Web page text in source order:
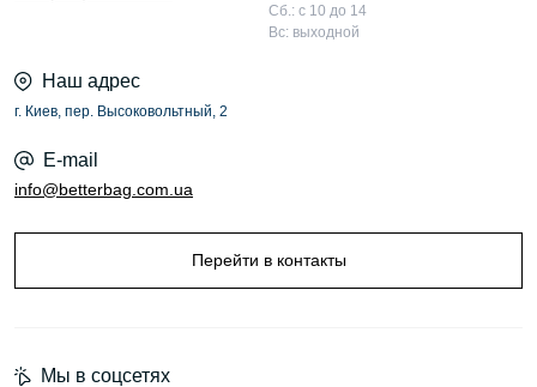
Сб.: с 10 до 14
Вс: выходной
Наш адрес
г. Киев, пер. Высоковольтный, 2
E-mail
info@betterbag.com.ua
Перейти в контакты
Мы в соцсетях